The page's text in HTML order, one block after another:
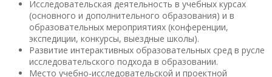
Исследовательская деятельность в учебных курсах
(основного и дополнительного образования) и в
образовательных мероприятиях (конференции,
экспедиции, конкурсы, выездные школы).
Развитие интерактивных образовательных сред в русле
исследовательского подхода в образовании.
Место учебно-исследовательской и проектной